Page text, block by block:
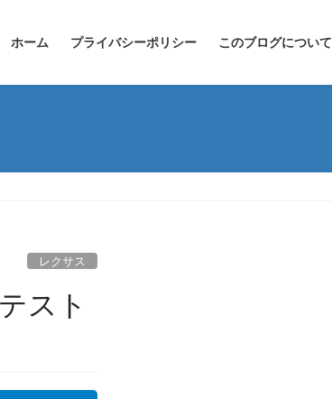
ホーム プライバシーポリシー このブログについて
レクサス
スト